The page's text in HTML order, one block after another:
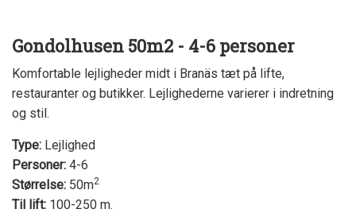
Gondolhusen 50m2 - 4-6 personer
Komfortable lejligheder midt i Branäs tæt på lifte,
restauranter og butikker. Lejlighederne varierer i indretning
og stil.
Type: Lejlighed
Personer: 4-6
Størrelse: 50m2
Til lift: 100-250 m.